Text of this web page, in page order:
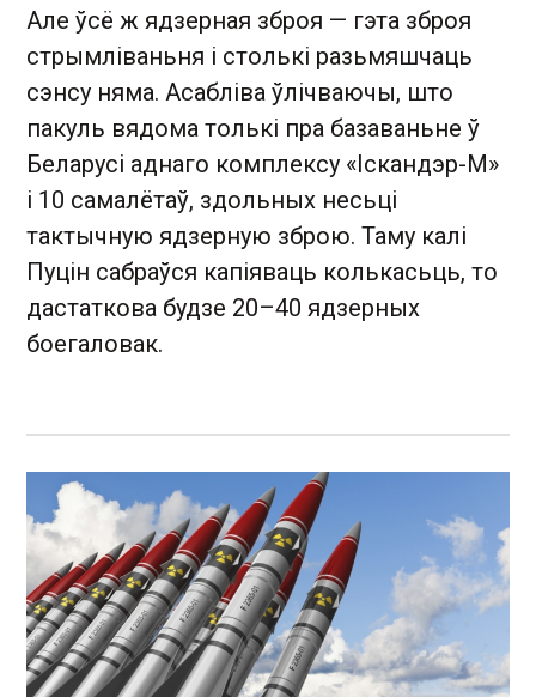
Але ўсё ж ядзерная зброя — гэта зброя
стрымліваньня і столькі разьмяшчаць
сэнсу няма. Асабліва ўлічваючы, што
пакуль вядома толькі пра базаваньне ў
Беларусі аднаго комплексу «Іскандэр-М»
і 10 самалётаў, здольных несьці
тактычную ядзерную зброю. Таму калі
Пуцін сабраўся капіяваць колькасьць, то
дастаткова будзе 20–40 ядзерных
боегаловак.